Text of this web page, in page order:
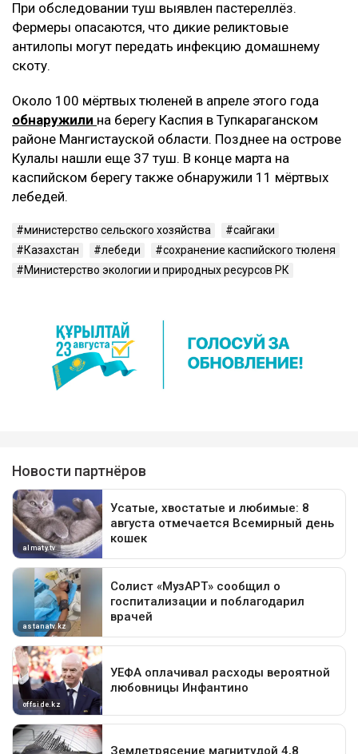
При обследовании туш выявлен пастереллёз.
Фермеры опасаются, что дикие реликтовые
антилопы могут передать инфекцию домашнему
скоту.
Около 100 мёртвых тюленей в апреле этого года
обнаружили на берегу Каспия в Тупкараганском
районе Мангистауской области. Позднее на острове
Кулалы нашли еще 37 туш. В конце марта на
каспийском берегу также обнаружили 11 мёртвых
лебедей.
министерство сельского хозяйства
сайгаки
Казахстан
лебеди
сохранение каспийского тюленя
Министерство экологии и природных ресурсов РК